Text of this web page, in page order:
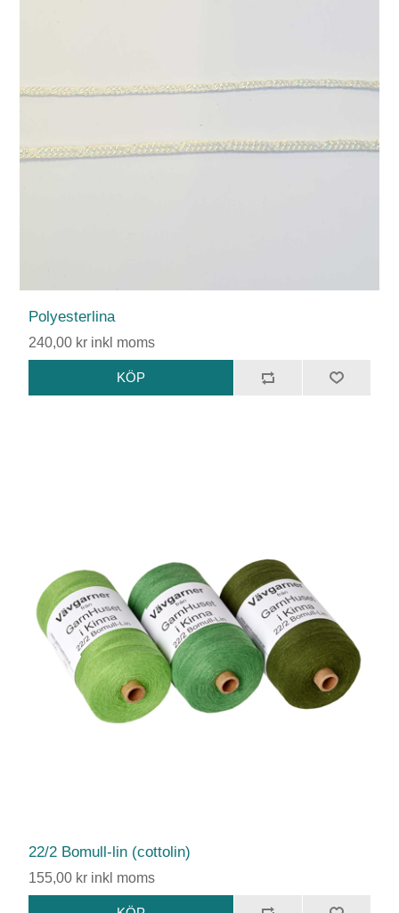
Polyesterlina
240,00 kr inkl moms
22/2 Bomull-lin (cottolin)
155,00 kr inkl moms